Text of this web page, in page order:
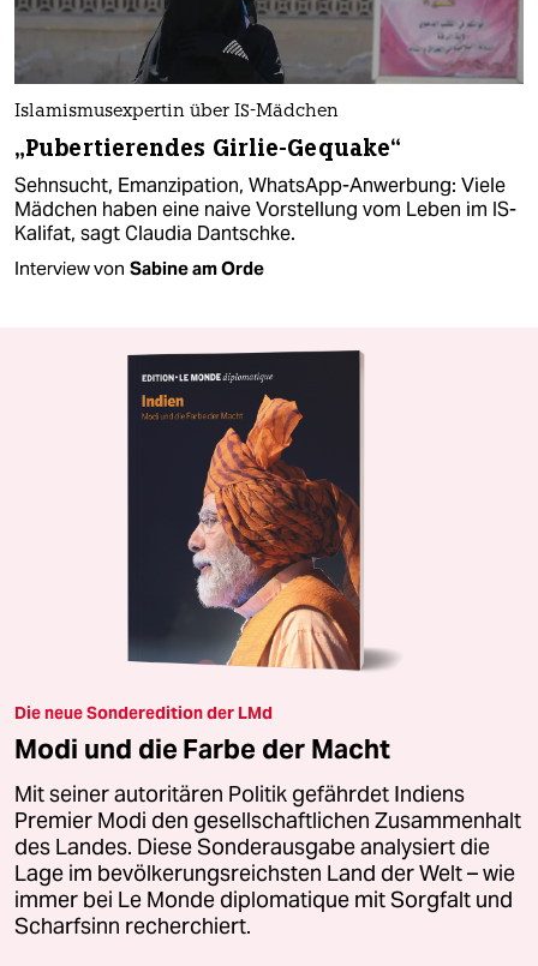
Islamismusexpertin über IS-Mädchen
„Pubertierendes Girlie-Gequake“
Sehnsucht, Emanzipation, WhatsApp-Anwerbung: Viele
Mädchen haben eine naive Vorstellung vom Leben im IS-
Kalifat, sagt Claudia Dantschke.
Interview von Sabine am Orde
Die neue Sonderedition der LMd
Modi und die Farbe der Macht
Mit seiner autoritären Politik gefährdet Indiens
Premier Modi den gesellschaftlichen Zusammenhalt
des Landes. Diese Sonderausgabe analysiert die
Lage im bevölkerungsreichsten Land der Welt – wie
immer bei Le Monde diplomatique mit Sorgfalt und
Scharfsinn recherchiert.